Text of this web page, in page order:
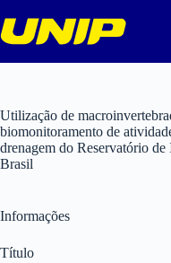
para
o
Utilização de
biomonitoramento de
drenagem do Reservatório
Brasil
Informações
Título